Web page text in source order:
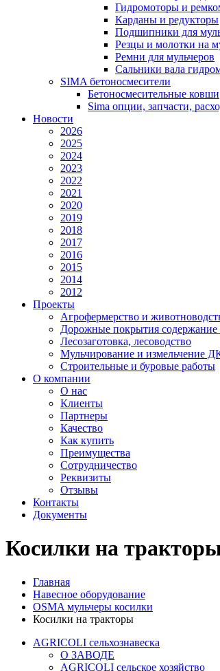
Гидромоторы и
Карданы и редукторы
Подшипники для
Резцы и молотки на
Ремни для мульчеров
Сальники вала
SIMA бетоносмесители
Бетоносмесительные ковши
Sima опции, запчасти,
Новости
2026
2025
2024
2023
2022
2021
2020
2019
2018
2017
2016
2015
2014
2012
Проекты
Агрофермерство и
Дорожные покрытия содержание
Лесозаготовка, лесоводство
Мульчирование и измельчение
Строительные и буровые работы
О компании
О нас
Клиенты
Партнеры
Качество
Как купить
Преимущества
Сотрудничество
Реквизиты
Отзывы
Контакты
Документы
Косилки на
Главная
Навесное оборудование
OSMA мульчеры косилки
Косилки на тракторы
AGRICOLI сельхознавеска
О ЗАВОДЕ
AGRICOLI сельское хозяйство